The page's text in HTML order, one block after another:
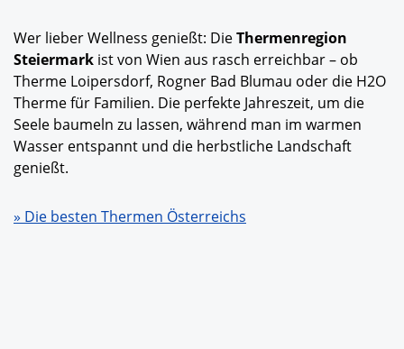
Wer lieber Wellness genießt: DieThermenregion
Steiermark ist von Wien aus rasch erreichbar – ob
Therme Loipersdorf, Rogner Bad Blumau oder die H2O
Thermefür Familien. Die perfekte Jahreszeit, um die
Seele baumeln zu lassen, während man im warmen
Wasser entspannt und die herbstliche Landschaft
genießt.
» Die besten Thermen Österreichs